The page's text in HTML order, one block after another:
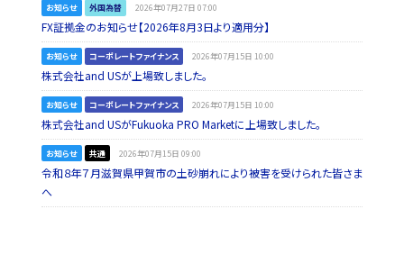
お知らせ 外国為替 2026年07月27日 07:00
FX証拠金のお知らせ【2026年8月3日より適用分】
お知らせ コーポレートファイナンス 2026年07月15日 10:00
株式会社and USが上場致しました。
お知らせ コーポレートファイナンス 2026年07月15日 10:00
株式会社and USがFukuoka PRO Marketに上場致しました。
お知らせ 共通 2026年07月15日 09:00
令和８年７月滋賀県甲賀市の土砂崩れにより被害を受けられた皆さま
へ